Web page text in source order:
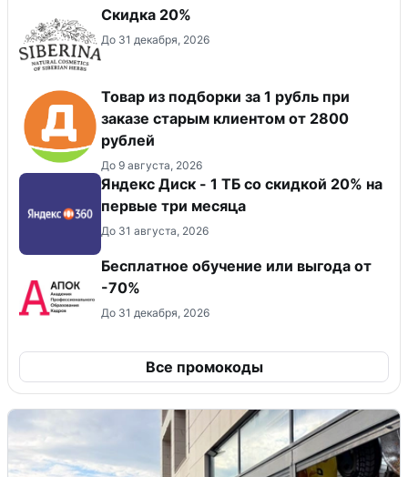
Скидка 20%
До 31 декабря, 2026
Товар из подборки за 1 рубль при
заказе старым клиентом от 2800
рублей
До 9 августа, 2026
Яндекс Диск - 1 ТБ со скидкой 20% на
первые три месяца
До 31 августа, 2026
Бесплатное обучение или выгода от
-70%
До 31 декабря, 2026
Все промокоды